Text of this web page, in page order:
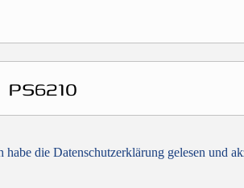
habe die Datenschutzerklärung gelesen und